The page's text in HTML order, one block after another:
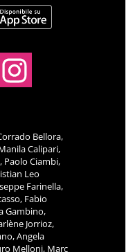
Bellora,
Calipari,
Paolo Ciambi,
Leo
Farinella,
Fabio
Gambino,
Jorrioz,
Angela
Melloni, Marc